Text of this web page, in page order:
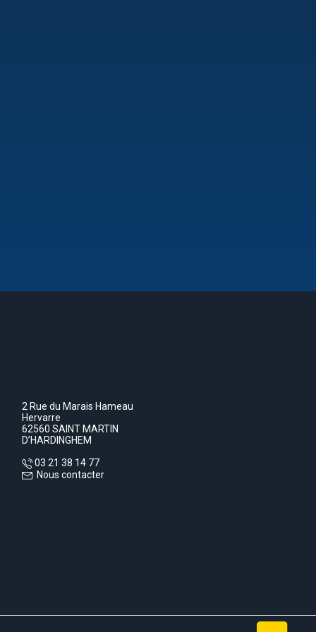
2 Rue du Marais Hameau
Hervarre
62560 SAINT MARTIN
D’HARDINGHEM
03 21 38 14 77
Nous contacter